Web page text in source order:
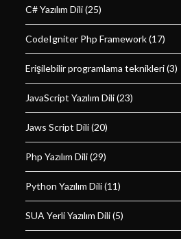
C# Yazılım Dili(25)
CodeIgniter Php Framework(17)
Erişilebilir programlama teknikleri(3)
JavaScript Yazılım Dili(23)
Jaws Script Dili(20)
Php Yazılım Dili(29)
Python Yazılım Dili(11)
SUA Yerli Yazılım Dili(5)